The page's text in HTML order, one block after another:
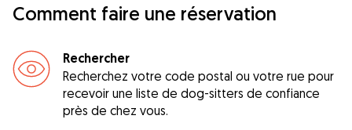
Comment faire une réservation
Rechercher
Recherchez votre code postal ou votre rue pour
recevoir une liste de dog-sitters de confiance
près de chez vous.